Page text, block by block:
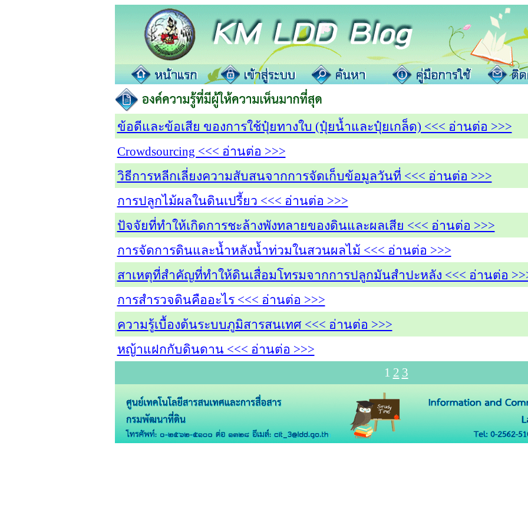
ข้อดีและข้อเสีย ของการใช้ปุ๋ยทางใบ (ปุ๋ยน้ำและปุ๋ยเกล็ด) <<< อ่านต่อ >>>
Crowdsourcing <<< อ่านต่อ >>>
วิธีการหลีกเลี่ยงความสับสนจากการจัดเก็บข้อมูลวันที่ <<< อ่านต่อ >>>
การปลูกไม้ผลในดินเปรี้ยว <<< อ่านต่อ >>>
ปัจจัยที่ทำให้เกิดการชะล้างพังทลายของดินและผลเสีย <<< อ่านต่อ >>>
การจัดการดินและน้ำหลังน้ำท่วมในสวนผลไม้ <<< อ่านต่อ >>>
สาเหตุที่สำคัญที่ทำให้ดินเสื่อมโทรมจากการปลูกมันสำปะหลัง <<< อ่านต่อ
การสำรวจดินคืออะไร <<< อ่านต่อ >>>
ความรู้เบื้องต้นระบบภูมิสารสนเทศ <<< อ่านต่อ >>>
หญ้าแฝกกับดินดาน <<< อ่านต่อ >>>
1 2 3